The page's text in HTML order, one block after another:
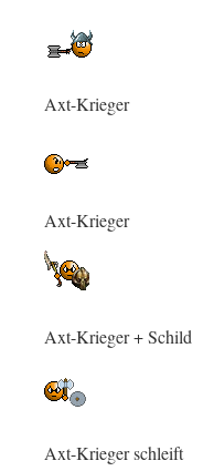
Axt-Krieger
Axt-Krieger
Axt-Krieger + Schild
Axt-Krieger schleift